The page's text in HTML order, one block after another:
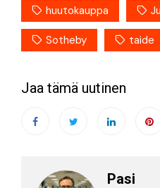
huutokauppa
Sotheby taide
Jaa tämä uutinen
Pasi